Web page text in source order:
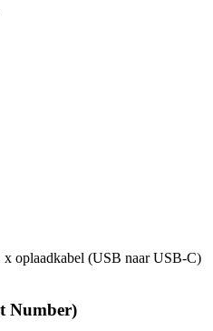
oplaadkabel (USB naar USB-C)
Number)